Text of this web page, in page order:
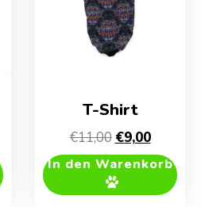
T-Shirt
€11,00
Preis
war:
€11,00
€9,00
Preis
€9,00.
In den Warenkorb